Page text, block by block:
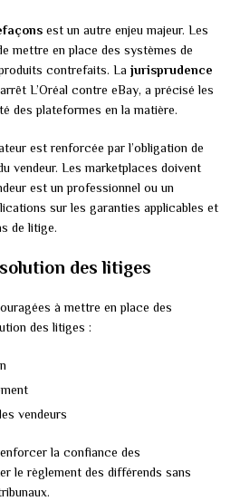
est un autre enjeu majeur. Les
mettre en place des systèmes de
contrefaits. La jurisprudence
L’Oréal contre eBay, a précisé les
des plateformes en la matière.
est renforcée par l’obligation de
vendeur. Les marketplaces doivent
est un professionnel ou un
sur les garanties applicables et
de litige.
des litiges
à mettre en place des
des litiges :
vendeurs
la confiance des
le règlement des différends sans